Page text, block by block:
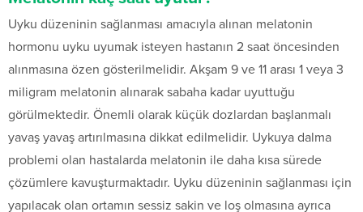
Uyku düzeninin sağlanması amacıyla alınan melatonin
hormonu uyku uyumak isteyen hastanın 2 saat öncesinden
alınmasına özen gösterilmelidir. Akşam 9 ve 11 arası 1 veya 3
miligram melatonin alınarak sabaha kadar uyuttuğu
görülmektedir. Önemli olarak küçük dozlardan başlanmalı
yavaş yavaş artırılmasına dikkat edilmelidir. Uykuya dalma
problemi olan hastalarda melatonin ile daha kısa sürede
çözümlere kavuşturmaktadır. Uyku düzeninin sağlanması için
yapılacak olan ortamın sessiz sakin ve loş olmasına ayrıca